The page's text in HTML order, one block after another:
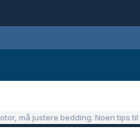
må justere bedding. Noen tips